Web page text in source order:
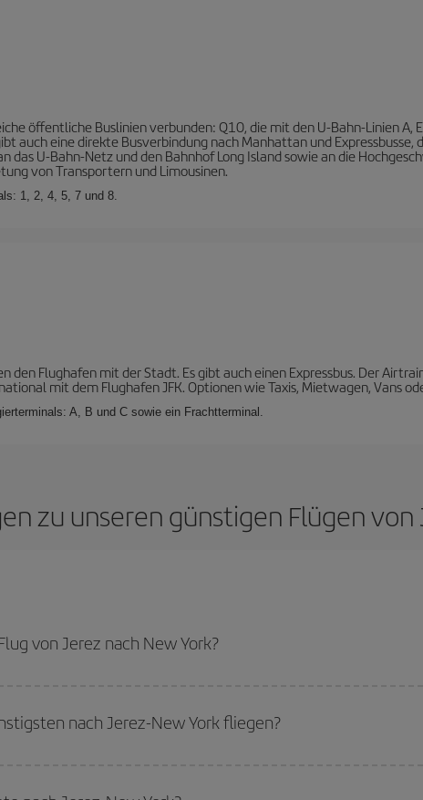
öffentliche Buslinien verbunden: Q10, die mit den U-Bahn-Linien A,
auch eine direkte Busverbindung nach Manhattan und
das U-Bahn-Netz und den Bahnhof Long Island sowie an die
von Transportern und Limousinen.
1, 2, 4, 5, 7 und 8.
den Flughafen mit der Stadt. Es gibt auch einen Expressbus. Der
mit dem Flughafen JFK. Optionen wie Taxis, Mietwagen, Vans
A, B und C sowie ein Frachtterminal.
zu unseren günstigen Flügen von
von Jerez nach New York?
nach Jerez-New York fliegen?
reisen möchten. Wir zeigen Ihnen die günstigsten Flüge, nicht nur